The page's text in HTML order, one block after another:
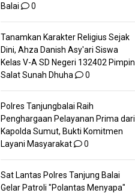
Balai
0
Tanamkan Karakter Religius Sejak
Dini, Ahza Danish Asy'ari Siswa
Kelas V-A SD Negeri 132402 Pimpin
Salat Sunah Dhuha
0
Polres Tanjungbalai Raih
Penghargaan Pelayanan Prima dari
Kapolda Sumut, Bukti Komitmen
Layani Masyarakat
0
Sat Lantas Polres Tanjung Balai
Gelar Patroli "Polantas Menyapa"